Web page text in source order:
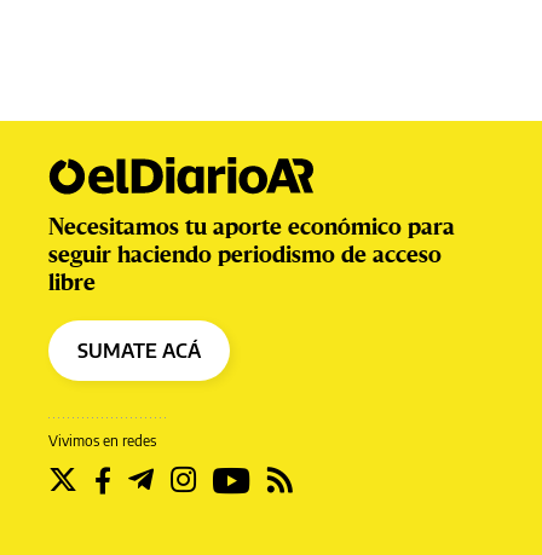
Vivimos en redes
Necesitamos tu aporte económico para
seguir haciendo periodismo de acceso
libre
SUMATE ACÁ